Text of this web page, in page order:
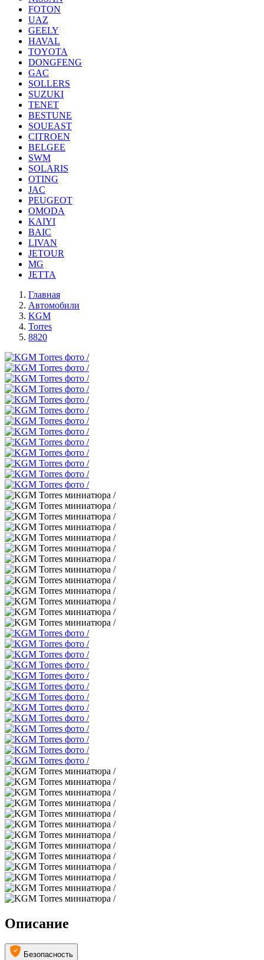
FOTON
UAZ
GEELY
HAVAL
TOYOTA
DONGFENG
GAC
SOLLERS
SUZUKI
TENET
BESTUNE
SOUEAST
CITROEN
BELGEE
SWM
SOLARIS
OTING
JAC
PEUGEOT
OMODA
KAIYI
BAIC
LIVAN
JETOUR
MG
JETTA
Главная
Автомобили
KGM
Torres
8820
Описание
Безопасность